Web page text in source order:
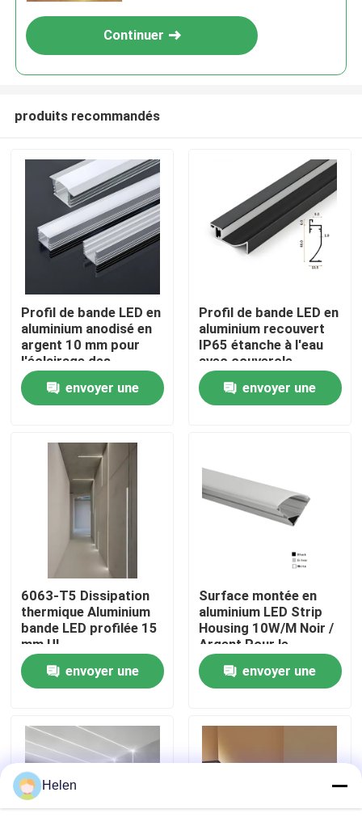
Aperçu
Produits
A propos de nous
Visite d'usine
Contrôle de la qualité
Contact
nouvelles
Demande de soumission
profils en aluminium pour des fenêtres et des portes
Continuer
produits recommandés
Profil de bande LED en
aluminium anodisé en
argent 10 mm pour
l'éclairage des
armoires
envoyer une
Profil de bande LED en
aluminium recouvert
IP65 étanche à l'eau
avec couvercle
diffuseur
envoyer une
6063-T5 Dissipation
thermique Aluminium
bande LED profilée 15
mm UL
envoyer une
Surface montée en
aluminium LED Strip
Housing 10W/M Noir /
Argent Pour le
commerce
envoyer une
Helen